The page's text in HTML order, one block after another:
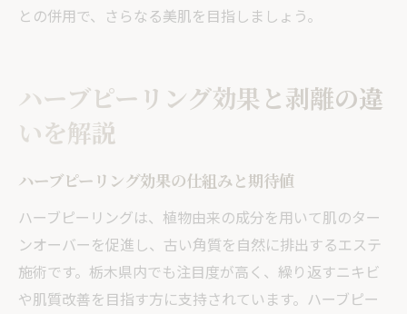
との併用で、さらなる美肌を目指しましょう。
ハーブピーリング効果と剥離の違
いを解説
ハーブピーリング効果の仕組みと期待値
ハーブピーリングは、植物由来の成分を用いて肌のター
ンオーバーを促進し、古い角質を自然に排出するエステ
施術です。栃木県内でも注目度が高く、繰り返すニキビ
や肌質改善を目指す方に支持されています。ハーブピー